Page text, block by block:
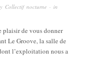
Collectif nocturne · in
plaisir de vous donner
Le Groove, la salle de
l’exploitation nous a